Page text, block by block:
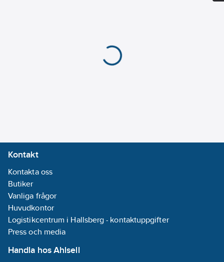
Kontakt
Kontakta oss
Butiker
Vanliga frågor
Huvudkontor
Logistikcentrum i Hallsberg - kontaktuppgifter
Press och media
Handla hos Ahlsell